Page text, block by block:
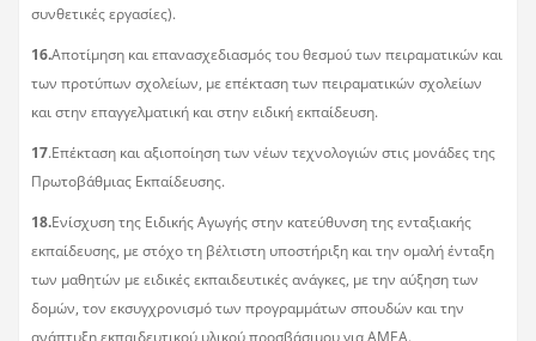
συνθετικές εργασίες).
16.Αποτίμηση και επανασχεδιασμός του θεσμού των πειραματικών και
των προτύπων σχολείων, με επέκταση των πειραματικών σχολείων
και στην επαγγελματική και στην ειδική εκπαίδευση.
17.Επέκταση και αξιοποίηση των νέων τεχνολογιών στις μονάδες της
Πρωτοβάθμιας Εκπαίδευσης.
18.Ενίσχυση της Ειδικής Αγωγής στην κατεύθυνση της ενταξιακής
εκπαίδευσης, με στόχο τη βέλτιστη υποστήριξη και την ομαλή ένταξη
των μαθητών με ειδικές εκπαιδευτικές ανάγκες, με την αύξηση των
δομών, τον εκσυγχρονισμό των προγραμμάτων σπουδών και την